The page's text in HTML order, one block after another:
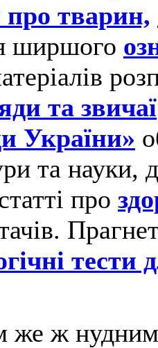
тварин,
ширшого
та звичаї
України»
та
про
тести
же ж нудним